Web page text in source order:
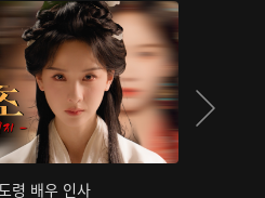
령 배우 인사